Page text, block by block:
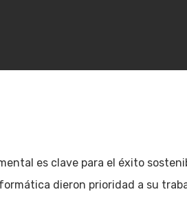
es clave para el éxito
dieron prioridad a su